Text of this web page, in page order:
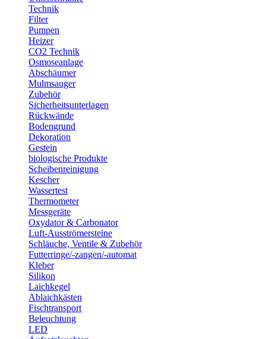
Technik
Filter
Pumpen
Heizer
CO2 Technik
Osmoseanlage
Abschäumer
Mulmsauger
Zubehör
Sicherheitsunterlagen
Rückwände
Bodengrund
Dekoration
Gestein
biologische Produkte
Scheibenreinigung
Kescher
Wassertest
Thermometer
Messgeräte
Oxydator & Carbonator
Luft-Ausströmersteine
Schläuche, Ventile & Zubehör
Futterringe/-zangen/-automat
Kleber
Silikon
Laichkegel
Ablaichkästen
Fischtransport
Beleuchtung
LED